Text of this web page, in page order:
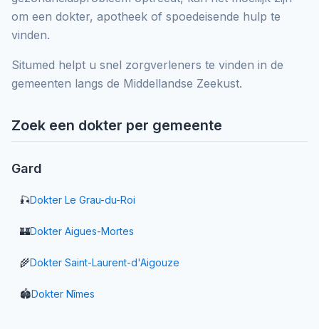
om een dokter, apotheek of spoedeisende hulp te
vinden.
Situmed helpt u snel zorgverleners te vinden in de
gemeenten langs de Middellandse Zeekust.
Zoek een dokter per gemeente
Gard
🎣Dokter Le Grau-du-Roi
🏰Dokter Aigues-Mortes
🌾Dokter Saint-Laurent-d'Aigouze
🏟️Dokter Nîmes